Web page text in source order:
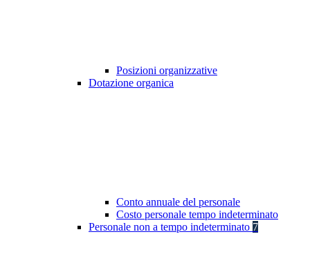
Posizioni organizzative
Dotazione organica
Conto annuale del personale
Costo personale tempo indeterminato
Personale non a tempo indeterminato 7